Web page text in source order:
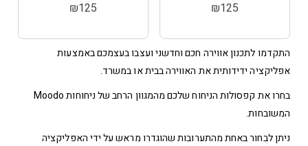
₪125
₪125
התקדמו לתכנון אווירה חכם וחדשני ועצבו בעצמכם באמצעות
אפליקציה ידידותית את האווירה בבית או במשרד.
בחרו את קפסולות הניחוח שלכם מהמגוון הרחב של ניחוחות Moodo
המשובחות.
ניתן לבחור באחת מהתערובות שהוגדרו מראש על ידי האפליקציה